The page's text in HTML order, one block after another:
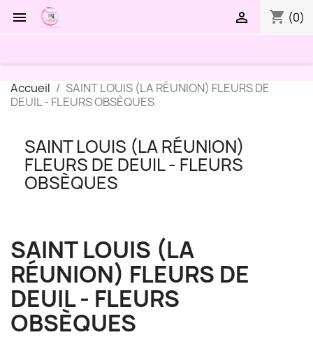
 shopping_cart (0)

Accueil
SAINT LOUIS (LA RÉUNION) FLEURS DE
DEUIL - FLEURS OBSÈQUES
SAINT LOUIS (LA RÉUNION)
FLEURS DE DEUIL - FLEURS
OBSÈQUES
SAINT LOUIS (LA
RÉUNION) FLEURS DE
DEUIL - FLEURS
OBSÈQUES